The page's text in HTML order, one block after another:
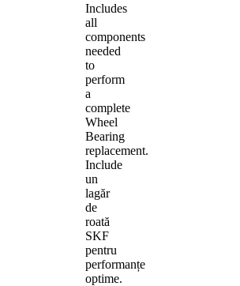
Includes
all
components
needed
to
perform
a
complete
Wheel
Bearing
replacement.
Include
un
lagăr
de
roată
SKF
pentru
performanțe
optime.